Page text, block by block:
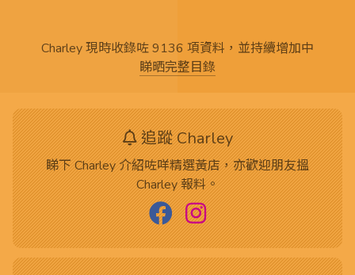
Charley 現時收錄咗 9136 項資料，並持續增加中
睇晒完整目錄
追蹤 Charley
睇下 Charley 介紹咗咩精選黃店，亦歡迎朋友搵
Charley 報料。